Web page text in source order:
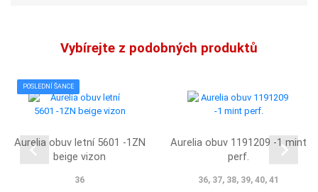
Vybírejte z podobných produktů
POSLEDNÍ ŠANCE
Aurelia obuv letní 5601 -1ZN
beige vizon
36
Aurelia obuv 1191209 -1 mint
perf.
36, 37, 38, 39, 40, 41